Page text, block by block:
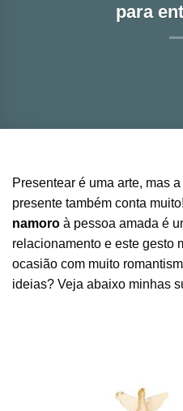
para
Presentear é uma arte, mas
presente também conta
namoro à pessoa amada é
relacionamento e este gesto
ocasião com muito
ideias? Veja abaixo minhas